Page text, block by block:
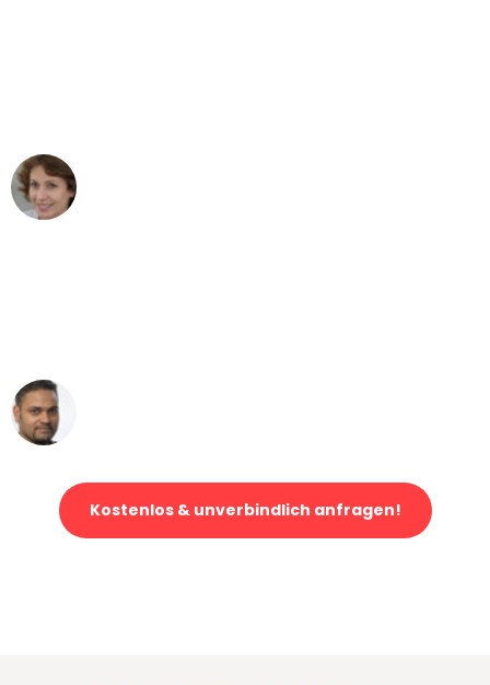
Kostenlos & unverbindlich anfragen!